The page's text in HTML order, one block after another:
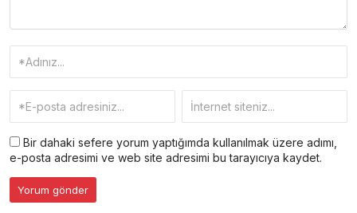
Bir dahaki sefere yorum yaptığımda kullanılmak üzere adımı,
e-posta adresimi ve web site adresimi bu tarayıcıya kaydet.